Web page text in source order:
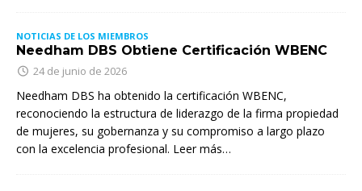
NOTICIAS DE LOS MIEMBROS
Needham DBS Obtiene Certificación WBENC
24 de junio de 2026
Needham DBS ha obtenido la certificación WBENC,
reconociendo la estructura de liderazgo de la firma propiedad
de mujeres, su gobernanza y su compromiso a largo plazo
con la excelencia profesional. Leer más…